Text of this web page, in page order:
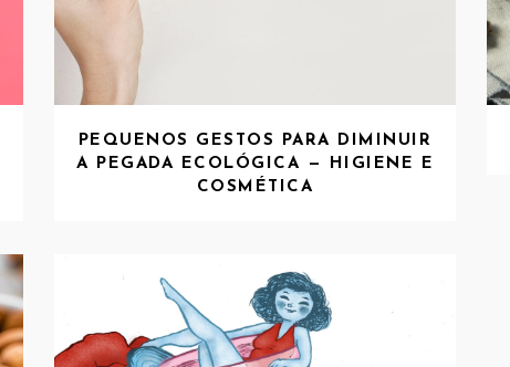
PEQUENOS GESTOS PARA DIMINUIR
A PEGADA ECOLÓGICA — HIGIENE E
COSMÉTICA